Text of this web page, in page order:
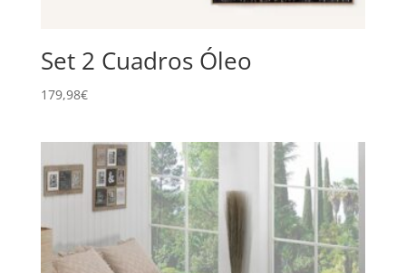
Set 2 Cuadros Óleo
179,98€